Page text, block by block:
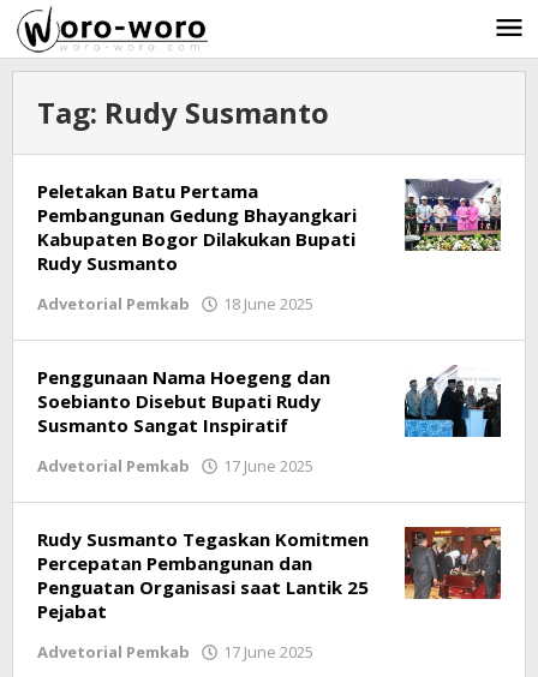
Skip
to
content
Tag: Rudy Susmanto
Peletakan Batu Pertama
Pembangunan Gedung Bhayangkari
Kabupaten Bogor Dilakukan Bupati
Rudy Susmanto
Advetorial Pemkab 18 June 2025
Penggunaan Nama Hoegeng dan
Soebianto Disebut Bupati Rudy
Susmanto Sangat Inspiratif
Advetorial Pemkab 17 June 2025
Rudy Susmanto Tegaskan Komitmen
Percepatan Pembangunan dan
Penguatan Organisasi saat Lantik 25
Pejabat
Advetorial Pemkab 17 June 2025